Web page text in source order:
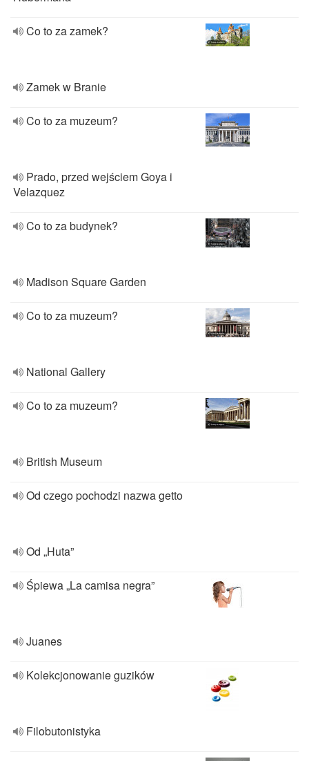
Co to za zamek?
Zamek w Branie
Co to za muzeum?
Prado, przed wejściem Goya i
Velazquez
Co to za budynek?
Madison Square Garden
Co to za muzeum?
National Gallery
Co to za muzeum?
British Museum
Od czego pochodzi nazwa getto
Od „Huta”
Śpiewa „La camisa negra”
Juanes
Kolekcjonowanie guzików
Filobutonistyka